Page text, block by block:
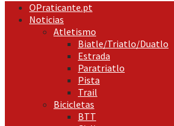
Primary
Menu
OPraticante.pt
Noticias
Atletismo
Biatle/Triatlo/Duatlo
Estrada
Paratriatlo
Pista
Trail
Bicicletas
BTT